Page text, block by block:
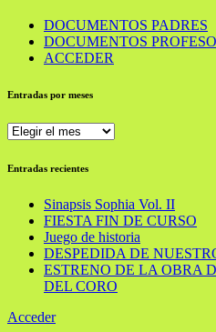
DOCUMENTOS PADRES
DOCUMENTOS
ACCEDER
Entradas por meses
Entradas
meses
Entradas recientes
Sinapsis Sophia Vol. II
FIESTA FIN DE CURSO
Juego de historia
DESPEDIDA DE
ESTRENO DE LA OBRA
DEL CORO
Acceder